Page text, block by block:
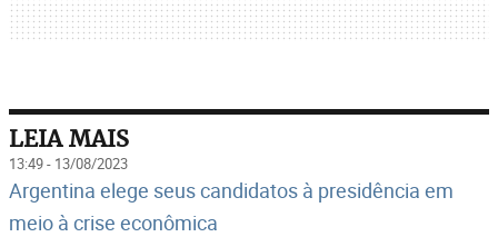
LEIA MAIS
13:49 - 13/08/2023
Argentina elege seus candidatos à presidência em
meio à crise econômica